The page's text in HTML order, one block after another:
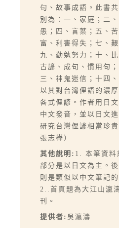
句、故事成語。此書
別為：一、家庭；二
愚；四、言葉；五、
富、利害得失；七、
九、勤勉努力；十、
古諺、成句、慣用句
三、神鬼迷信；十四
以其對台灣俚語的濃
各式俚諺。作者用日
中文發音，並以日文
研究台灣俚諺相當珍
張志樺）
其他說明: 1. 本筆資料
部分是以日文為主。
則是類似以中文筆記的
2..首頁題為大江山瀛
刊。
提供者: 吳瀛濤